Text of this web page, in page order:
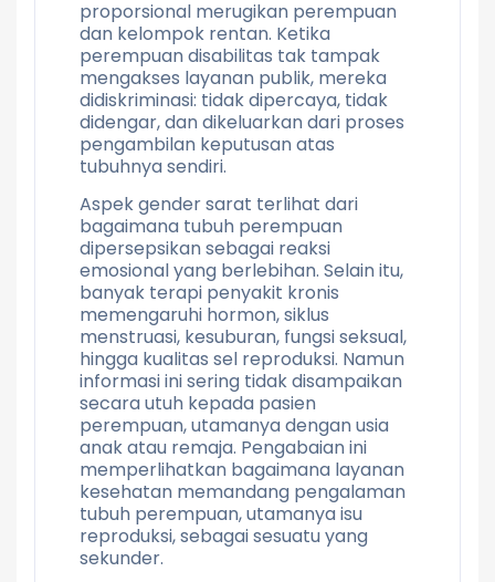
proporsional merugikan perempuan
dan kelompok rentan. Ketika
perempuan disabilitas tak tampak
mengakses layanan publik, mereka
didiskriminasi: tidak dipercaya, tidak
didengar, dan dikeluarkan dari proses
pengambilan keputusan atas
tubuhnya sendiri.
Aspek gender sarat terlihat dari
bagaimana tubuh perempuan
dipersepsikan sebagai reaksi
emosional yang berlebihan. Selain itu,
banyak terapi penyakit kronis
memengaruhi hormon, siklus
menstruasi, kesuburan, fungsi seksual,
hingga kualitas sel reproduksi. Namun
informasi ini sering tidak disampaikan
secara utuh kepada pasien
perempuan, utamanya dengan usia
anak atau remaja. Pengabaian ini
memperlihatkan bagaimana layanan
kesehatan memandang pengalaman
tubuh perempuan, utamanya isu
reproduksi, sebagai sesuatu yang
sekunder.